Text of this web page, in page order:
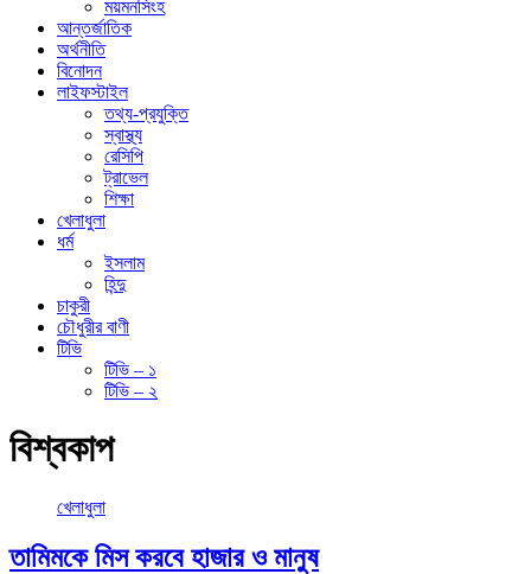
ময়মনসিংহ
আন্তর্জাতিক
অর্থনীতি
বিনোদন
লাইফস্টাইল
তথ্য-প্রযুক্তি
স্বাস্থ্য
রেসিপি
ট্রাভেল
শিক্ষা
খেলাধুলা
ধর্ম
ইসলাম
হিন্দু
চাকুরী
চৌধুরীর বাণী
টিভি
টিভি – ১
টিভি – ২
বিশ্বকাপ
খেলাধুলা
তামিমকে মিস করবে হাজার ও মানুষ